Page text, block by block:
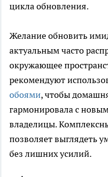
цикла обновления.
Желание обновить
актуальным часто
окружающее
рекомендуют
обоями, чтобы
гармонировала с
владелицы.
позволяет выглядеть
без лишних усилий.